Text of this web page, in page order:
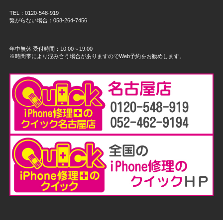
TEL：0120-548-919
繋がらない場合：058-264-7456
年中無休 受付時間：10:00～19:00
※時間帯により混み合う場合がありますのでWeb予約をお勧めします。